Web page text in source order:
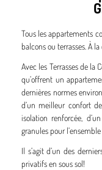
Tous les appartements
balcons ou terrasses. À
Avec les Terrasses de la
qu’offrent un
dernières normes
d’un meilleur confort
isolation renforcée,
granules pour
Il s’agit d’un des
privatifs en sous sol!